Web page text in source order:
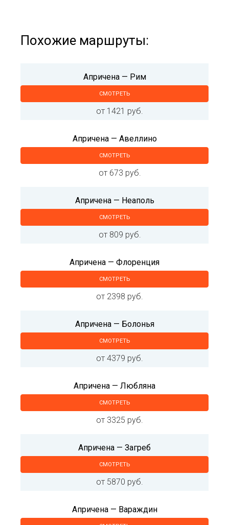
Похожие маршруты:
Апричена — Рим
СМОТРЕТЬ
от 1421 руб.
Апричена — Авеллино
СМОТРЕТЬ
от 673 руб.
Апричена — Неаполь
СМОТРЕТЬ
от 809 руб.
Апричена — Флоренция
СМОТРЕТЬ
от 2398 руб.
Апричена — Болонья
СМОТРЕТЬ
от 4379 руб.
Апричена — Любляна
СМОТРЕТЬ
от 3325 руб.
Апричена — Загреб
СМОТРЕТЬ
от 5870 руб.
Апричена — Вараждин